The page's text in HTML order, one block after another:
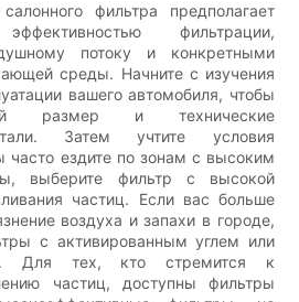
фильтра предполагает
фильтрации,
потоку и конкретными
среды. Начните с изучения
вашего автомобиля, чтобы
размер и технические
Затем учтите условия
часто ездите по зонам с высоким
выберите фильтр с высокой
частиц. Если вас больше
воздуха и запахи в городе,
с активированным углем или
Для тех, кто стремится к
частиц, доступны фильтры